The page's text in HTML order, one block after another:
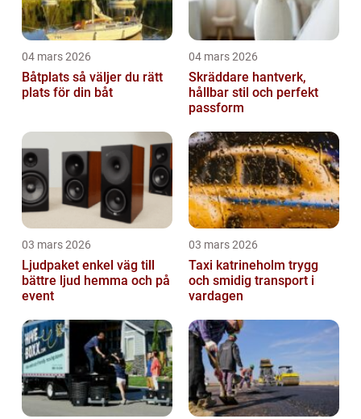
04 mars 2026
Båtplats så väljer du rätt
plats för din båt
04 mars 2026
Skräddare hantverk,
hållbar stil och perfekt
passform
03 mars 2026
Ljudpaket enkel väg till
bättre ljud hemma och på
event
03 mars 2026
Taxi katrineholm trygg
och smidig transport i
vardagen